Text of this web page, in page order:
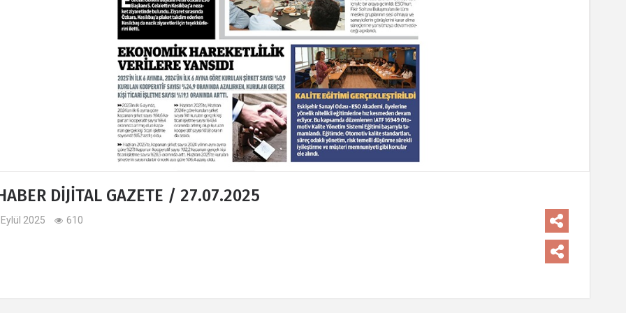
DİJİTAL GAZETE / 27.07.2025
2025 610